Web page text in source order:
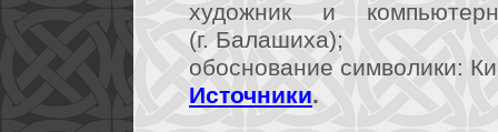
художник и
(г. Балашиха);
обоснование символики:
Источники.